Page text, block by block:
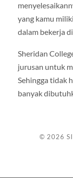
yang kamu
dalam bekerja
Sheridan
jurusan untuk
Sehingga tidak
banyak
© 2026